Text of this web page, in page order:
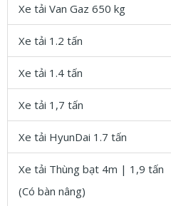
Xe tải Van Gaz 650 kg
Xe tải 1.2 tấn
Xe tải 1.4 tấn
Xe tải 1,7 tấn
Xe tải HyunDai 1.7 tấn
Xe tải Thùng bạt 4m | 1,9 tấn
(Có bàn nâng)